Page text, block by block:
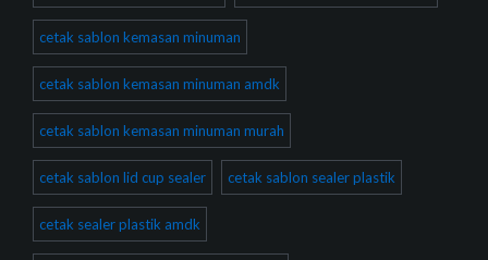
cetak sablon kemasan minuman
cetak sablon kemasan minuman amdk
cetak sablon kemasan minuman murah
cetak sablon lid cup sealer cetak sablon sealer plastik
cetak sealer plastik amdk